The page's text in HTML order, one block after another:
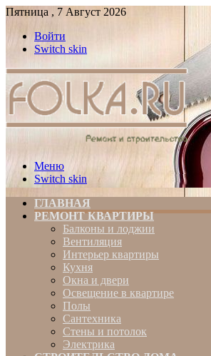
Пятница , 7 Август 2026
Войти
Switch skin
Меню
Switch skin
ГЛАВНАЯ
РЕМОНТ КВАРТИРЫ
Балконы и лоджии
Вентиляция
Интерьер квартиры
Кухня
Окна и двери
Освещение в квартире
Полы
Сантехника
Стены и потолок
Электрика